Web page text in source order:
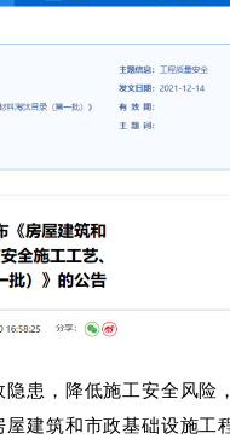
患，降低施工安全风险
建筑和市政基础设施工